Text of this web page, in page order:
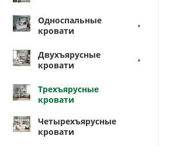
Односпальные
кровати
Двухъярусные
кровати
Трехъярусные
кровати
Четырехъярусные
кровати